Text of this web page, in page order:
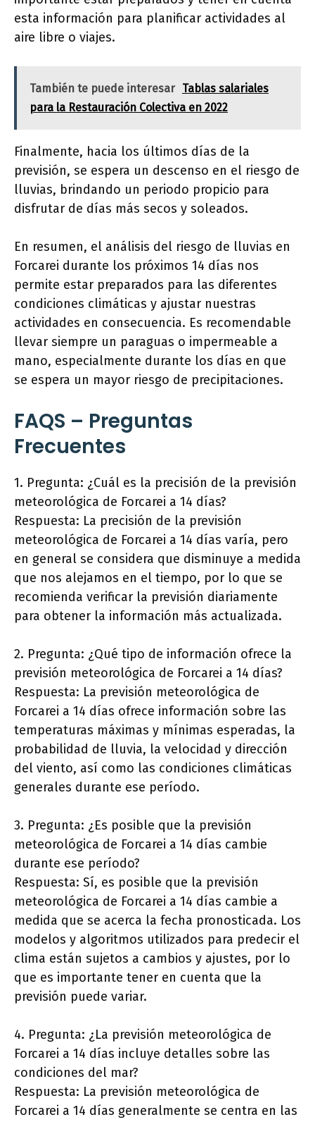
esta información para planificar actividades al
aire libre o viajes.
También te puede interesar Tablas salariales
para la Restauración Colectiva en 2022
Finalmente, hacia los últimos días de la
previsión, se espera un descenso en el riesgo de
lluvias, brindando un periodo propicio para
disfrutar de días más secos y soleados.
En resumen, el análisis del riesgo de lluvias en
Forcarei durante los próximos 14 días nos
permite estar preparados para las diferentes
condiciones climáticas y ajustar nuestras
actividades en consecuencia. Es recomendable
llevar siempre un paraguas o impermeable a
mano, especialmente durante los días en que
se espera un mayor riesgo de precipitaciones.
FAQS – Preguntas
Frecuentes
1. Pregunta: ¿Cuál es la precisión de la previsión
meteorológica de Forcarei a 14 días?
Respuesta: La precisión de la previsión
meteorológica de Forcarei a 14 días varía, pero
en general se considera que disminuye a medida
que nos alejamos en el tiempo, por lo que se
recomienda verificar la previsión diariamente
para obtener la información más actualizada.
2. Pregunta: ¿Qué tipo de información ofrece la
previsión meteorológica de Forcarei a 14 días?
Respuesta: La previsión meteorológica de
Forcarei a 14 días ofrece información sobre las
temperaturas máximas y mínimas esperadas, la
probabilidad de lluvia, la velocidad y dirección
del viento, así como las condiciones climáticas
generales durante ese período.
3. Pregunta: ¿Es posible que la previsión
meteorológica de Forcarei a 14 días cambie
durante ese período?
Respuesta: Sí, es posible que la previsión
meteorológica de Forcarei a 14 días cambie a
medida que se acerca la fecha pronosticada. Los
modelos y algoritmos utilizados para predecir el
clima están sujetos a cambios y ajustes, por lo
que es importante tener en cuenta que la
previsión puede variar.
4. Pregunta: ¿La previsión meteorológica de
Forcarei a 14 días incluye detalles sobre las
condiciones del mar?
Respuesta: La previsión meteorológica de
Forcarei a 14 días generalmente se centra en las